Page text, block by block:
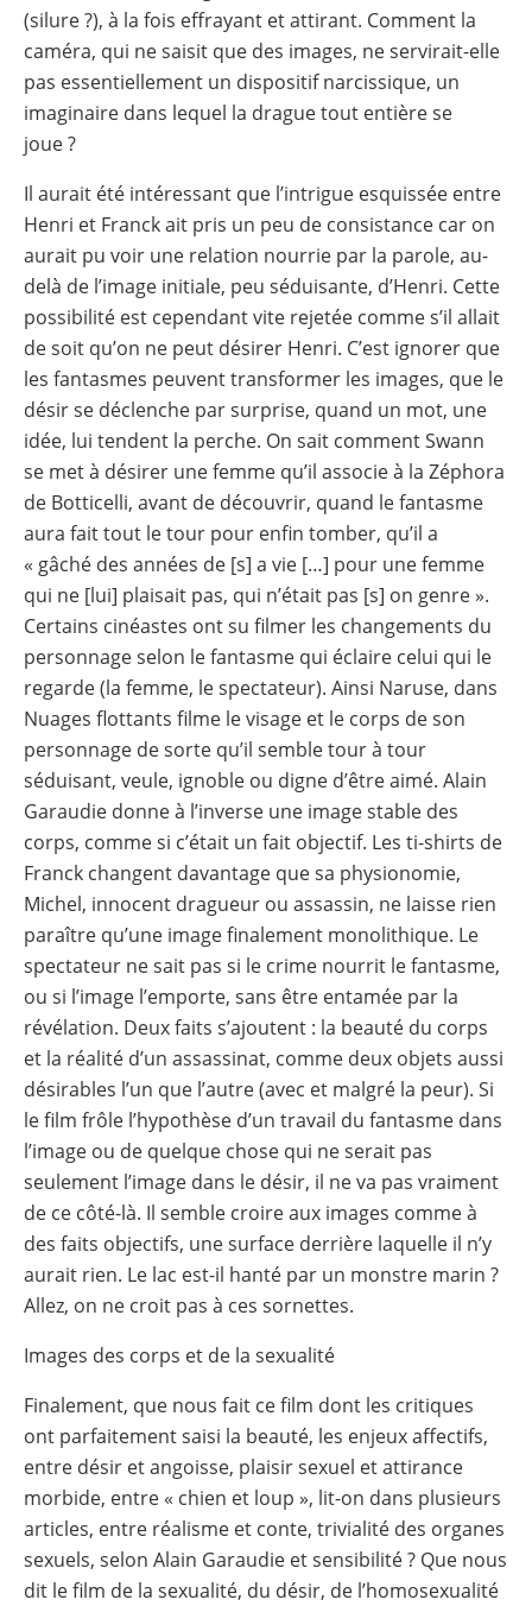
(silure ?), à la fois effrayant et attirant. Comment la
caméra, qui ne saisit que des images, ne servirait-elle
pas essentiellement un dispositif narcissique, un
imaginaire dans lequel la drague tout entière se
joue ?
Il aurait été intéressant que l’intrigue esquissée entre
Henri et Franck ait pris un peu de consistance car on
aurait pu voir une relation nourrie par la parole, au-
delà de l’image initiale, peu séduisante, d’Henri. Cette
possibilité est cependant vite rejetée comme s’il allait
de soit qu’on ne peut désirer Henri. C’est ignorer que
les fantasmes peuvent transformer les images, que le
désir se déclenche par surprise, quand un mot, une
idée, lui tendent la perche. On sait comment Swann
se met à désirer une femme qu’il associe à la Zéphora
de Botticelli, avant de découvrir, quand le fantasme
aura fait tout le tour pour enfin tomber, qu’il a
« gâché des années de [s] a vie […] pour une femme
qui ne [lui] plaisait pas, qui n’était pas [s] on genre ».
Certains cinéastes ont su filmer les changements du
personnage selon le fantasme qui éclaire celui qui le
regarde (la femme, le spectateur). Ainsi Naruse, dans
Nuages flottants filme le visage et le corps de son
personnage de sorte qu’il semble tour à tour
séduisant, veule, ignoble ou digne d’être aimé. Alain
Garaudie donne à l’inverse une image stable des
corps, comme si c’était un fait objectif. Les ti-shirts de
Franck changent davantage que sa physionomie,
Michel, innocent dragueur ou assassin, ne laisse rien
paraître qu’une image finalement monolithique. Le
spectateur ne sait pas si le crime nourrit le fantasme,
ou si l’image l’emporte, sans être entamée par la
révélation. Deux faits s’ajoutent : la beauté du corps
et la réalité d’un assassinat, comme deux objets aussi
désirables l’un que l’autre (avec et malgré la peur). Si
le film frôle l’hypothèse d’un travail du fantasme dans
l’image ou de quelque chose qui ne serait pas
seulement l’image dans le désir, il ne va pas vraiment
de ce côté-là. Il semble croire aux images comme à
des faits objectifs, une surface derrière laquelle il n’y
aurait rien. Le lac est-il hanté par un monstre marin ?
Allez, on ne croit pas à ces sornettes.
Images des corps et de la sexualité
Finalement, que nous fait ce film dont les critiques
ont parfaitement saisi la beauté, les enjeux affectifs,
entre désir et angoisse, plaisir sexuel et attirance
morbide, entre « chien et loup », lit-on dans plusieurs
articles, entre réalisme et conte, trivialité des organes
sexuels, selon Alain Garaudie et sensibilité ? Que nous
dit le film de la sexualité, du désir, de l’homosexualité